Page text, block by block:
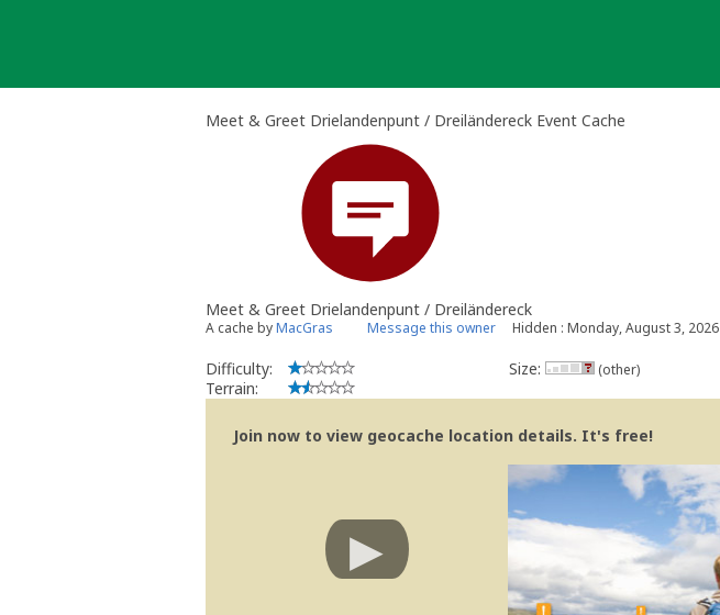
Meet & Greet Drielandenpunt / Dreiländereck Event Cache
Meet & Greet Drielandenpunt / Dreiländereck
A cache byMacGras Message this owner Hidden : Monday, August 3, 2026
Difficulty:
Terrain:
Size: (other)
Join now to view geocache location details. It's free!